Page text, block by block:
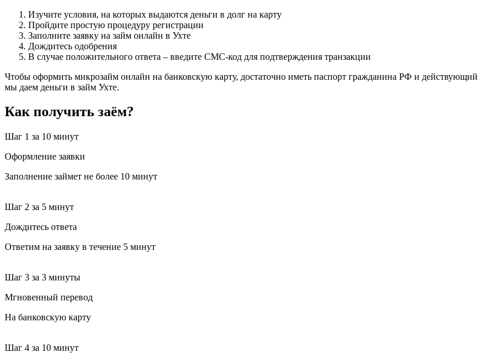
Изучите условия, на которых выдаются деньги в долг на карту
Пройдите простую процедуру регистрации
Заполните заявку на займ онлайн в Ухте
Дождитесь одобрения
В случае положительного ответа – введите СМС-код для подтверждения транзакции
Чтобы оформить микрозайм онлайн на банковскую карту, достаточно иметь паспорт гражданина РФ и
мы даем деньги в займ Ухте.
Как получить заём?
Шаг 1 за 10 минут
Оформление заявки
Заполнение займет не более 10 минут
Шаг 2 за 5 минут
Дождитесь ответа
Ответим на заявку в течение 5 минут
Шаг 3 за 3 минуты
Мгновенный перевод
На банковскую карту
Шаг 4 за 10 минут